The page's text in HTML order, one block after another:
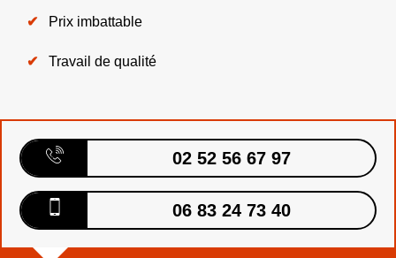
Prix imbattable
Travail de qualité
02 52 56 67 97
06 83 24 73 40